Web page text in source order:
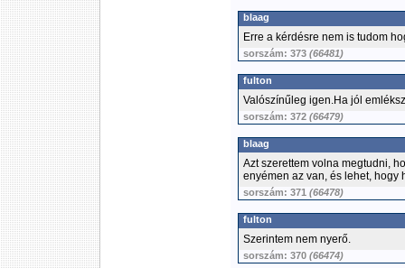
blaag
Erre a kérdésre nem is tudom
sorszám: 373 (66481)
fulton
Valószínűleg igen.Ha jól
sorszám: 372 (66479)
blaag
Azt szerettem volna megtudni,
enyémen az van, és lehet, hogy
sorszám: 371 (66478)
fulton
Szerintem nem nyerő.
sorszám: 370 (66474)